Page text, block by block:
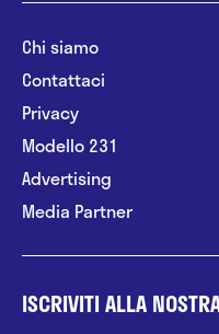
Chi siamo
Contattaci
Privacy
Modello 231
Advertising
Media Partner
ISCRIVITI ALLA